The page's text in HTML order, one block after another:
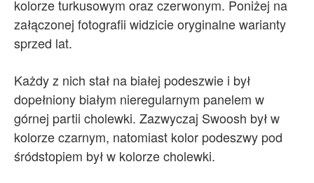
kolorze turkusowym oraz czerwonym. Poniżej na
załączonej fotografii widzicie oryginalne warianty
sprzed lat.
Każdy z nich stał na białej podeszwie i był
dopełniony białym nieregularnym panelem w
górnej partii cholewki. Zazwyczaj Swoosh był w
kolorze czarnym, natomiast kolor podeszwy pod
śródstopiem był w kolorze cholewki.